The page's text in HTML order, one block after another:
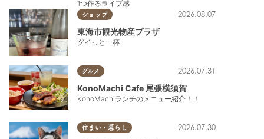
1つ作るライブ感
ショップ 2026.08.07
東海市観光物産プラザ
グイっと一杯
グルメ 2026.07.31
KonoMachi Cafe 尾張横須賀
KonoMachiランチのメニュー紹介！！
住まい・暮らし 2026.07.30